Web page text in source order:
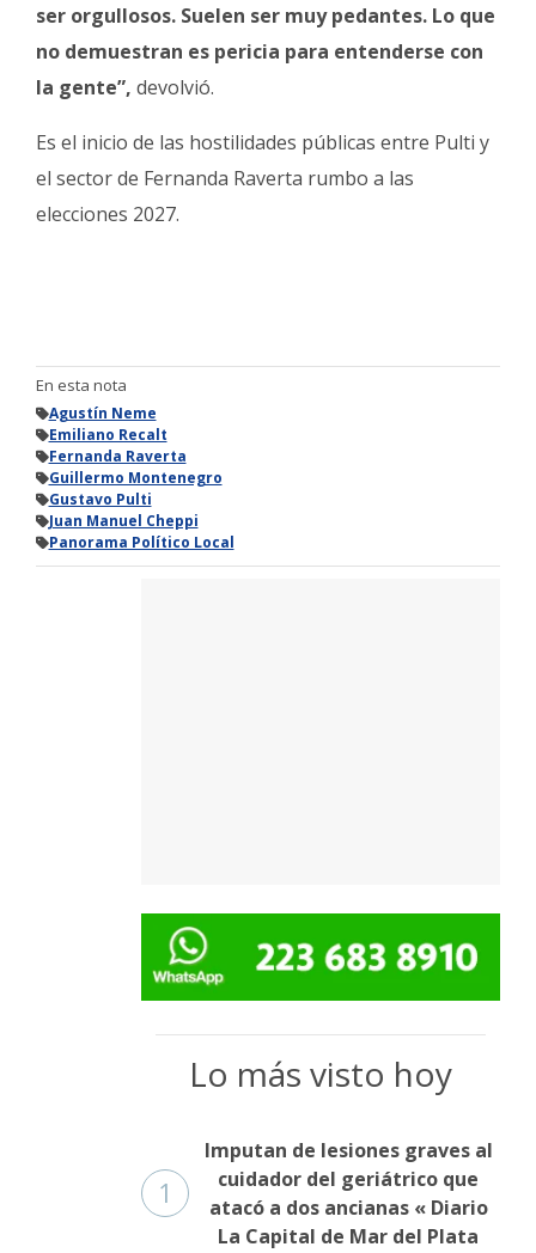
ser orgullosos. Suelen ser muy pedantes. Lo que
no demuestran es pericia para entenderse con
la gente”, devolvió.
Es el inicio de las hostilidades públicas entre Pulti y
el sector de Fernanda Raverta rumbo a las
elecciones 2027.
En esta nota
Agustín Neme
Emiliano Recalt
Fernanda Raverta
Guillermo Montenegro
Gustavo Pulti
Juan Manuel Cheppi
Panorama Político Local
Lo más visto hoy
1
Imputan de lesiones graves al
cuidador del geriátrico que
atacó a dos ancianas « Diario
La Capital de Mar del Plata